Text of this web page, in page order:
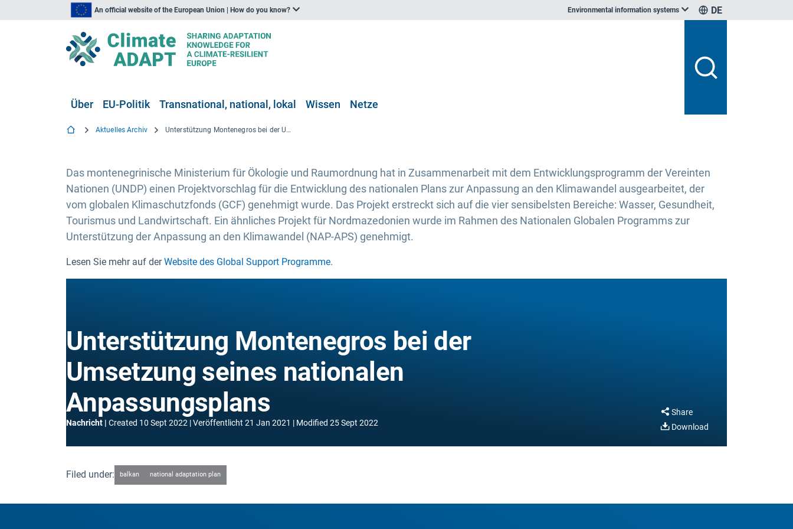
An official website of the European Union | How do you know? Environmental information systems DE
Über EU-Politik Transnational, national, lokal Wissen Netze
Aktuelles Archiv Unterstützung Montenegros bei der Umsetzung seines nationalen Anpassungsplans
Das montenegrinische Ministerium für Ökologie und Raumordnung hat in Zusammenarbeit mit dem Entwicklungsprogramm der Vereinten
Nationen (UNDP) einen Projektvorschlag für die Entwicklung des nationalen Plans zur Anpassung an den Klimawandel ausgearbeitet, der
vom globalen Klimaschutzfonds (GCF) genehmigt wurde. Das Projekt erstreckt sich auf die vier sensibelsten Bereiche: Wasser, Gesundheit,
Tourismus und Landwirtschaft. Ein ähnliches Projekt für Nordmazedonien wurde im Rahmen des Nationalen Globalen Programms zur
Unterstützung der Anpassung an den Klimawandel (NAP-APS) genehmigt.
Lesen Sie mehr auf derWebsite des Global Support Programme.
Unterstützung Montenegros bei der
Umsetzung seines nationalen
Anpassungsplans
Nachricht Created 10 Sept 2022 Veröffentlicht 21 Jan 2021 Modified 25 Sept 2022
Share
Download
Filed under: balkan national adaptation plan